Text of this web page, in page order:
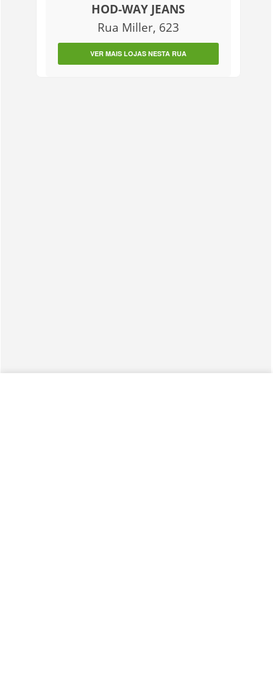
HOD-WAY JEANS
Rua Miller, 623
VER MAIS LOJAS NESTA RUA